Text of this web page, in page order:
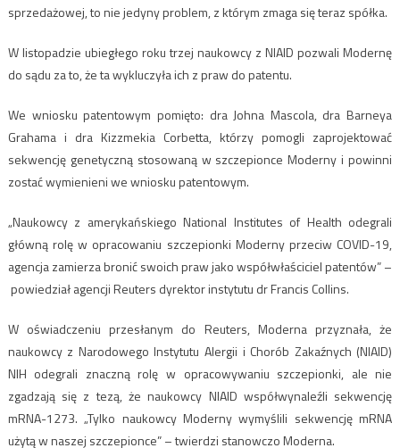
sprzedażowej, to nie jedyny problem, z którym zmaga się teraz spółka.
W listopadzie ubiegłego roku trzej naukowcy z NIAID pozwali Modernę
do sądu za to, że ta wykluczyła ich z praw do patentu.
We wniosku patentowym pomięto: dra Johna Mascola, dra Barneya
Grahama i dra Kizzmekia Corbetta, którzy pomogli zaprojektować
sekwencję genetyczną stosowaną w szczepionce Moderny i powinni
zostać wymienieni we wniosku patentowym.
„Naukowcy z amerykańskiego National Institutes of Health odegrali
główną rolę w opracowaniu szczepionki Moderny przeciw COVID-19,
agencja zamierza bronić swoich praw jako współwłaściciel patentów” –
powiedział agencji Reuters dyrektor instytutu dr Francis Collins.
W oświadczeniu przesłanym do Reuters, Moderna przyznała, że
naukowcy z Narodowego Instytutu Alergii i Chorób Zakaźnych (NIAID)
NIH odegrali znaczną rolę w opracowywaniu szczepionki, ale nie
zgadzają się z tezą, że naukowcy NIAID współwynaleźli sekwencję
mRNA-1273. „Tylko naukowcy Moderny wymyślili sekwencję mRNA
użytą w naszej szczepionce” – twierdzi stanowczo Moderna.